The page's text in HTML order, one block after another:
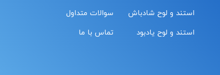
استند و لوح شادباش
استند و لوح یادبود
سوالات متداول
تماس با ما